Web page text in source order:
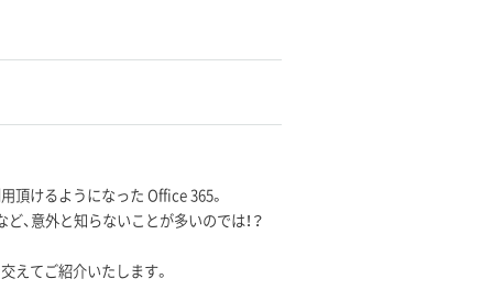
頂けるようになった Office 365。
、意外と知らないことが多いのでは！？
えてご紹介いたします。